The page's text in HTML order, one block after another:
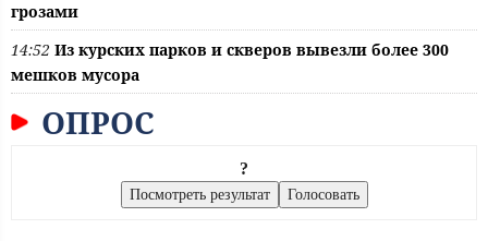
грозами
14:52 Из курских парков и скверов вывезли более 300
мешков мусора
ОПРОС
?